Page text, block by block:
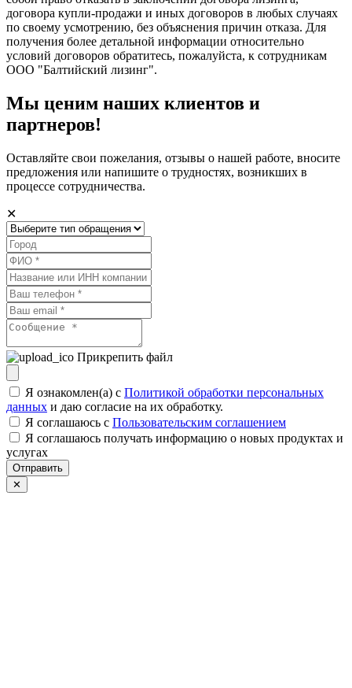
договора купли-продажи и иных договоров в любых случаях
по своему усмотрению, без объяснения причин отказа. Для
получения более детальной информации относительно
условий договоров обратитесь, пожалуйста, к сотрудникам
ООО "Балтийский лизинг".
Мы ценим наших клиентов и
партнеров!
Оставляйте свои пожелания, отзывы о нашей работе, вносите
предложения или напишите о трудностях, возникших в
процессе сотрудничества.
✕
Прикрепить файл
Я ознакомлен(а) с Политикой обработки персональных
данных и даю согласие на их обработку.
Я соглашаюсь c Пользовательским соглашением
Я соглашаюсь получать информацию о новых продуктах и
услугах
Отправить
✕